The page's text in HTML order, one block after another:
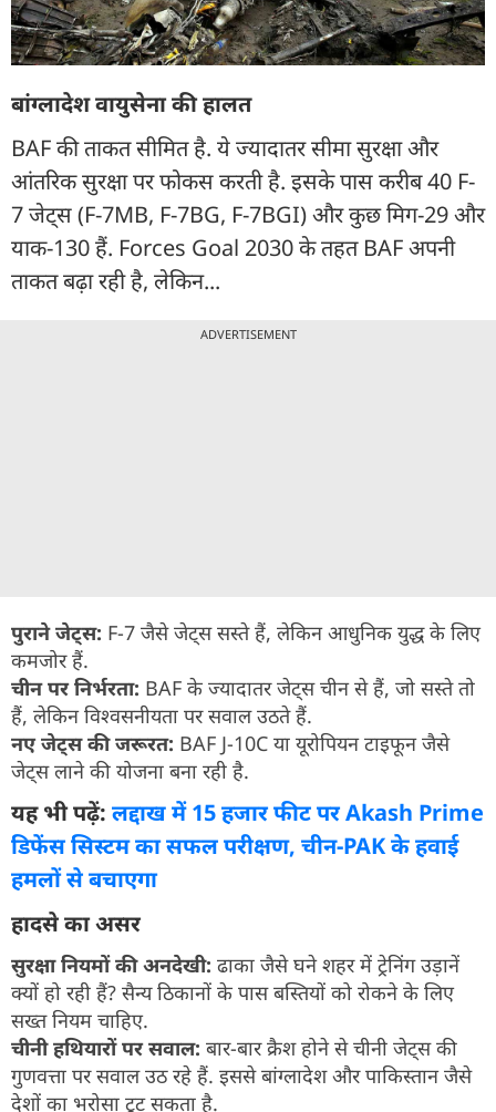
बांग्लादेश वायुसेना की हालत
BAF की ताकत सीमित है. ये ज्यादातर सीमा सुरक्षा और
आंतरिक सुरक्षा पर फोकस करती है. इसके पास करीब 40 F-
7 जेट्स (F-7MB, F-7BG, F-7BGI) और कुछ मिग-29 और
याक-130 हैं. Forces Goal 2030 के तहत BAF अपनी
ताकत बढ़ा रही है, लेकिन...
ADVERTISEMENT
पुराने जेट्स: F-7 जैसे जेट्स सस्ते हैं, लेकिन आधुनिक युद्ध के लिए
कमजोर हैं.
चीन पर निर्भरता: BAF के ज्यादातर जेट्स चीन से हैं, जो सस्ते तो
हैं, लेकिन विश्वसनीयता पर सवाल उठते हैं.
नए जेट्स की जरूरत: BAF J-10C या यूरोपियन टाइफून जैसे
जेट्स लाने की योजना बना रही है.
यह भी पढ़ें: लद्दाख में 15 हजार फीट पर Akash Prime
डिफेंस सिस्टम का सफल परीक्षण, चीन-PAK के हवाई
हमलों से बचाएगा
हादसे का असर
सुरक्षा नियमों की अनदेखी: ढाका जैसे घने शहर में ट्रेनिंग उड़ानें
क्यों हो रही हैं? सैन्य ठिकानों के पास बस्तियों को रोकने के लिए
सख्त नियम चाहिए.
चीनी हथियारों पर सवाल: बार-बार क्रैश होने से चीनी जेट्स की
गुणवत्ता पर सवाल उठ रहे हैं. इससे बांग्लादेश और पाकिस्तान जैसे
देशों का भरोसा टूट सकता है.